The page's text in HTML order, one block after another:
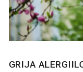
GRIJA